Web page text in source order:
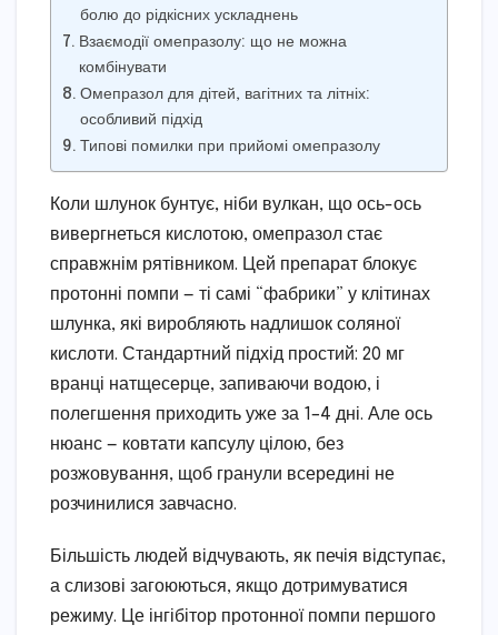
болю до рідкісних ускладнень
Взаємодії омепразолу: що не можна
комбінувати
Омепразол для дітей, вагітних та літніх:
особливий підхід
Типові помилки при прийомі омепразолу
Коли шлунок бунтує, ніби вулкан, що ось-ось
вивергнеться кислотою, омепразол стає
справжнім рятівником. Цей препарат блокує
протонні помпи — ті самі “фабрики” у клітинах
шлунка, які виробляють надлишок соляної
кислоти. Стандартний підхід простий: 20 мг
вранці натщесерце, запиваючи водою, і
полегшення приходить уже за 1–4 дні. Але ось
нюанс — ковтати капсулу цілою, без
розжовування, щоб гранули всередині не
розчинилися завчасно.
Більшість людей відчувають, як печія відступає,
а слизові загоюються, якщо дотримуватися
режиму. Це інгібітор протонної помпи першого